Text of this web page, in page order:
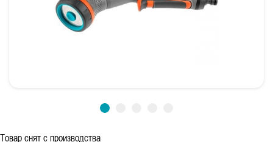
Товар снят с производства